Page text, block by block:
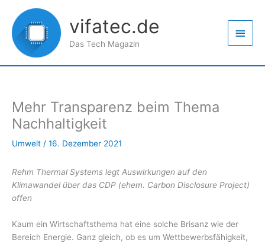
Inhalt
springen
vifatec.de
Das Tech Magazin
Mehr Transparenz beim Thema
Nachhaltigkeit
Umwelt / 16. Dezember 2021
Rehm Thermal Systems legt Auswirkungen auf den
Klimawandel über das CDP (ehem. Carbon Disclosure Project)
offen
Kaum ein Wirtschaftsthema hat eine solche Brisanz wie der
Bereich Energie. Ganz gleich, ob es um Wettbewerbsfähigkeit,